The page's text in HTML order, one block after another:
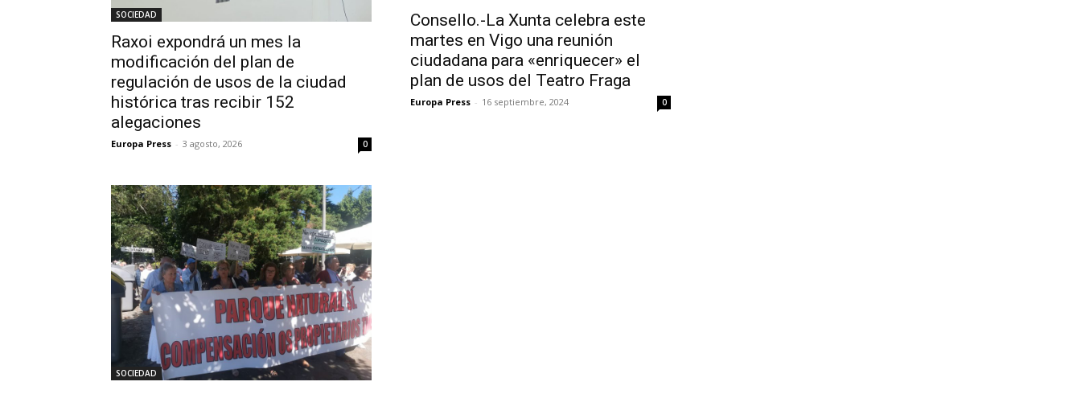
SOCIEDAD
Raxoi expondrá un mes la
modificación del plan de
regulación de usos de la ciudad
histórica tras recibir 152
alegaciones
Europa Press - 3 agosto, 2026 0
Consello.-La Xunta celebra este
martes en Vigo una reunión
ciudadana para «enriquecer» el
plan de usos del Teatro Fraga
Europa Press - 16 septiembre, 2024 0
SOCIEDAD